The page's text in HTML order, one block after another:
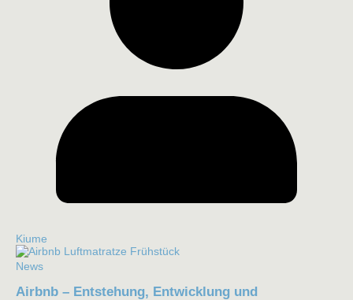
Kiume
News
Airbnb – Entstehung, Entwicklung und